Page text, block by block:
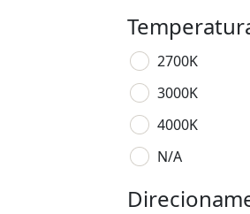
2700K
3000K
4000K
N/A